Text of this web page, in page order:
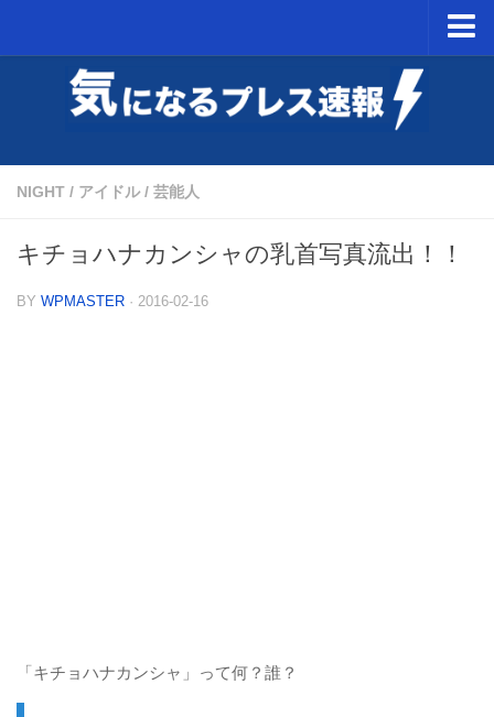
NintendoSwitch
ミニスーパーファミコン予約開始日
NIGHT / アイドル / 芸能人
キチョハナカンシャの乳首写真流出！！
BY WPMASTER · 2016-02-16
「キチョハナカンシャ」って何？誰？